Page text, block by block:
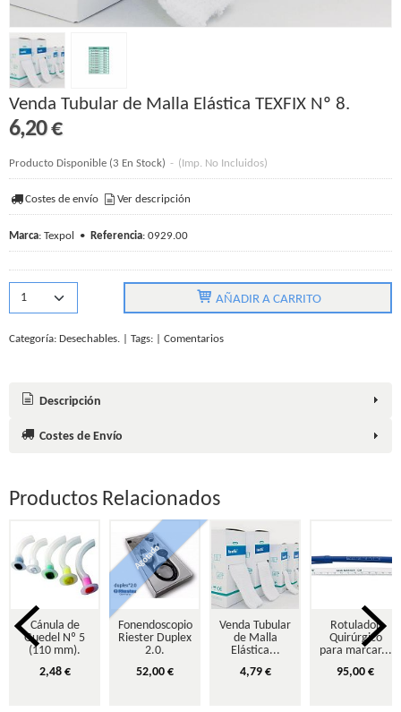
Venda Tubular de Malla Elástica TEXFIX Nº 8.
6,20 €
Producto Disponible (3 En Stock) - (Imp. No Incluidos)
Costes de envío Ver descripción
Marca: Texpol • Referencia: 0929.00
AÑADIR A CARRITO
Categoría: Desechables. Tags: Comentarios
Descripción
Costes de Envío
Productos Relacionados
Cánula de
Guedel Nº 5
(110 mm).
2,48 €
Agotado
Fonendoscopio
Riester Duplex
2.0.
52,00 €
Venda Tubular
de Malla
Elástica...
4,79 €
Rotulador
Quirúrgico
para marcar...
95,00 €